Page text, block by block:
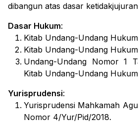
dibangun atas dasar
Dasar Hukum:
Kitab Undang-Undang
Kitab Undang-Undang
Undang-Undang Nomor 1
Kitab Undang-Undang
Yurisprudensi:
Yurisprudensi Mahkamah
Nomor 4/Yur/Pid/2018.